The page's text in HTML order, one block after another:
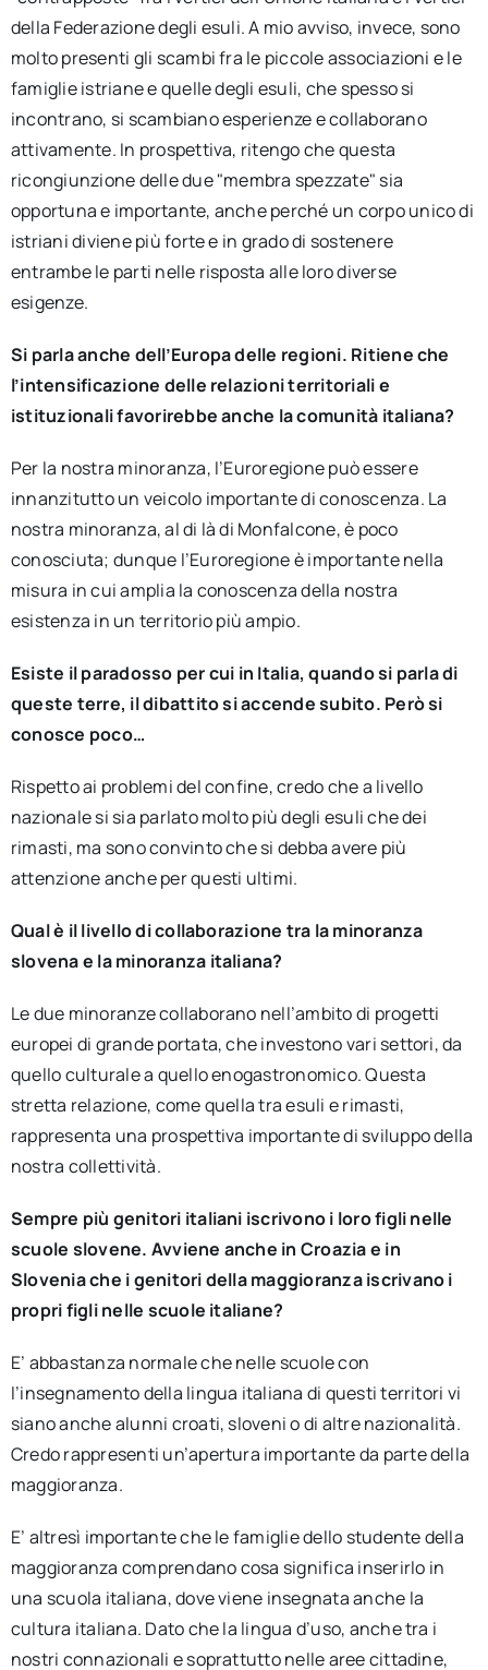
della Federazione degli esuli. A mio avviso, invece, sono
molto presenti gli scambi fra le piccole associazioni e le
famiglie istriane e quelle degli esuli, che spesso si
incontrano, si scambiano esperienze e collaborano
attivamente. In prospettiva, ritengo che questa
ricongiunzione delle due "membra spezzate" sia
opportuna e importante, anche perché un corpo unico di
istriani diviene più forte e in grado di sostenere
entrambe le parti nelle risposta alle loro diverse
esigenze.
Si parla anche dell’Europa delle regioni. Ritiene che
l’intensificazione delle relazioni territoriali e
istituzionali favorirebbe anche la comunità italiana?
Per la nostra minoranza, l’Euroregione può essere
innanzitutto un veicolo importante di conoscenza. La
nostra minoranza, al di là di Monfalcone, è poco
conosciuta; dunque l’Euroregione è importante nella
misura in cui amplia la conoscenza della nostra
esistenza in un territorio più ampio.
Esiste il paradosso per cui in Italia, quando si parla di
queste terre, il dibattito si accende subito. Però si
conosce poco…
Rispetto ai problemi del confine, credo che a livello
nazionale si sia parlato molto più degli esuli che dei
rimasti, ma sono convinto che si debba avere più
attenzione anche per questi ultimi.
Qual è il livello di collaborazione tra la minoranza
slovena e la minoranza italiana?
Le due minoranze collaborano nell’ambito di progetti
europei di grande portata, che investono vari settori, da
quello culturale a quello enogastronomico. Questa
stretta relazione, come quella tra esuli e rimasti,
rappresenta una prospettiva importante di sviluppo della
nostra collettività.
Sempre più genitori italiani iscrivono i loro figli nelle
scuole slovene. Avviene anche in Croazia e in
Slovenia che i genitori della maggioranza iscrivano i
propri figli nelle scuole italiane?
E’ abbastanza normale che nelle scuole con
l’insegnamento della lingua italiana di questi territori vi
siano anche alunni croati, sloveni o di altre nazionalità.
Credo rappresenti un’apertura importante da parte della
maggioranza.
E’ altresì importante che le famiglie dello studente della
maggioranza comprendano cosa significa inserirlo in
una scuola italiana, dove viene insegnata anche la
cultura italiana. Dato che la lingua d’uso, anche tra i
nostri connazionali e soprattutto nelle aree cittadine,